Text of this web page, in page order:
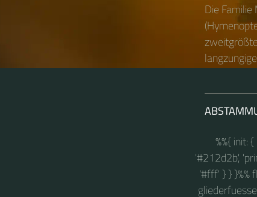
Die
%%{ init:
'#212d2b',
'#fff' } } }%%